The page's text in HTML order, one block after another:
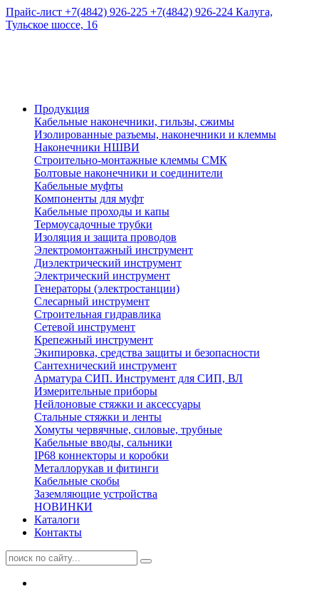
Прайс-лист +7(4842) 926-225 +7(4842) 926-224 Калуга,
Тульское шоссе, 16
Продукция
Кабельные наконечники, гильзы, сжимы
Изолированные разъемы, наконечники и клеммы
Наконечники НШВИ
Строительно-монтажные клеммы СМК
Болтовые наконечники и соединители
Кабельные муфты
Компоненты для муфт
Кабельные проходы и капы
Термоусадочные трубки
Изоляция и защита проводов
Электромонтажный инструмент
Диэлектрический инструмент
Электрический инструмент
Генераторы (электростанции)
Слесарный инструмент
Строительная гидравлика
Сетевой инструмент
Крепежный инструмент
Экипировка, средства защиты и безопасности
Сантехнический инструмент
Арматура СИП. Инструмент для СИП, ВЛ
Измерительные приборы
Нейлоновые стяжки и аксессуары
Стальные стяжки и ленты
Хомуты червячные, силовые, трубные
Кабельные вводы, сальники
IP68 коннекторы и коробки
Металлорукав и фитинги
Кабельные скобы
Заземляющие устройства
НОВИНКИ
Каталоги
Контакты